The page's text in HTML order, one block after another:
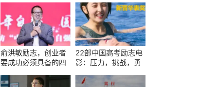
俞洪敏励志，创业者
要成功必须具备的四
被玩死 ...
22部中国高考励志电
影：压力，挑战，勇
燃斗志